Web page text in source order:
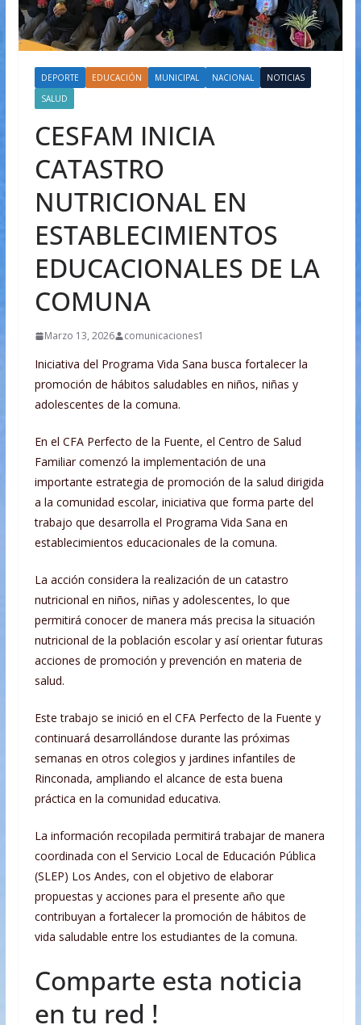
DEPORTE EDUCACIÓN MUNICIPAL NACIONAL
NOTICIAS
SALUD
CESFAM INICIA
CATASTRO
NUTRICIONAL EN
ESTABLECIMIENTOS
EDUCACIONALES DE LA
COMUNA
Marzo 13, 2026 comunicaciones1
Iniciativa del Programa Vida Sana busca fortalecer la
promoción de hábitos saludables en niños, niñas y
adolescentes de la comuna.
En el CFA Perfecto de la Fuente, el Centro de Salud
Familiar comenzó la implementación de una
importante estrategia de promoción de la salud dirigida
a la comunidad escolar, iniciativa que forma parte del
trabajo que desarrolla el Programa Vida Sana en
establecimientos educacionales de la comuna.
La acción considera la realización de un catastro
nutricional en niños, niñas y adolescentes, lo que
permitirá conocer de manera más precisa la situación
nutricional de la población escolar y así orientar futuras
acciones de promoción y prevención en materia de
salud.
Este trabajo se inició en el CFA Perfecto de la Fuente y
continuará desarrollándose durante las próximas
semanas en otros colegios y jardines infantiles de
Rinconada, ampliando el alcance de esta buena
práctica en la comunidad educativa.
La información recopilada permitirá trabajar de manera
coordinada con el Servicio Local de Educación Pública
(SLEP) Los Andes, con el objetivo de elaborar
propuestas y acciones para el presente año que
contribuyan a fortalecer la promoción de hábitos de
vida saludable entre los estudiantes de la comuna.
Comparte esta noticia
en tu red !